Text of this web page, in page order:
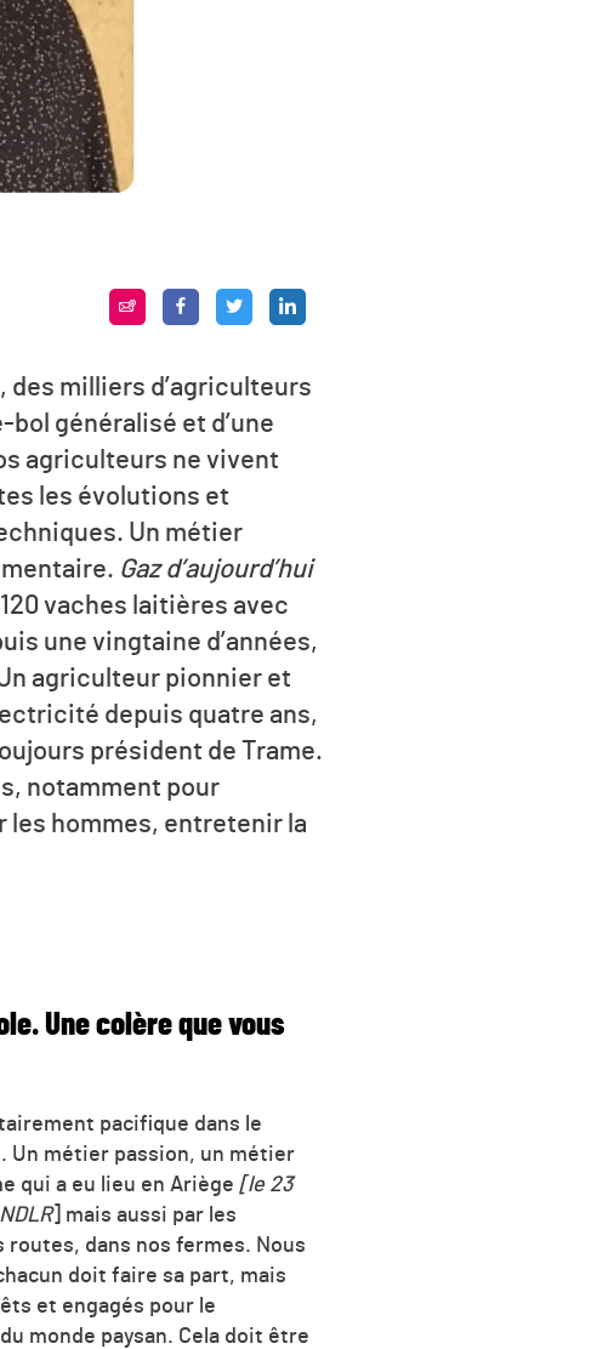
des milliers d’agriculteurs
généralisé et d’une
agriculteurs ne vivent
les évolutions et
Un métier
Gaz d’aujourd’hui
vaches laitières avec
une vingtaine d’années,
agriculteur pionnier et
depuis quatre ans,
président de Trame.
notamment pour
les hommes, entretenir la
Une colère que vous
pacifique dans le
Un métier passion, un métier
qui a eu lieu en Ariège [le 23
] mais aussi par les
dans nos fermes. Nous
doit faire sa part, mais
et engagés pour le
monde paysan. Cela doit être